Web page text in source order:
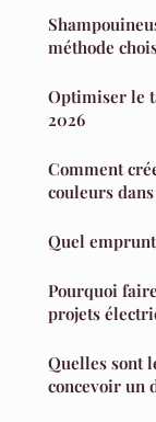
méthode
Optimiser le
2026
Comment
couleurs
Quel
Pourquoi
projets
Quelles sont
concevoir un